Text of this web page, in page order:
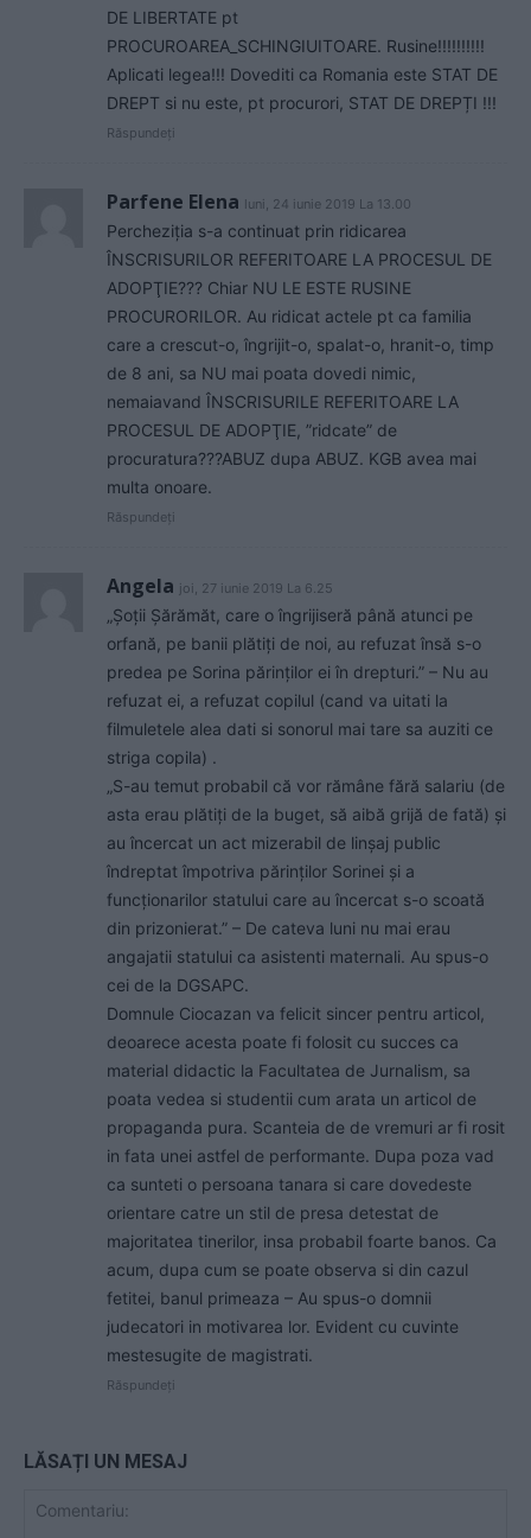
DE LIBERTATE pt
PROCUROAREA_SCHINGIUITOARE. Rusine!!!!!!!!!!
Aplicati legea!!! Dovediti ca Romania este STAT DE
DREPT si nu este, pt procurori, STAT DE DREPȚI !!!
Răspundeți
Parfene Elena luni, 24 iunie 2019 La 13.00
Percheziţia s-a continuat prin ridicarea
ÎNSCRISURILOR REFERITOARE LA PROCESUL DE
ADOPŢIE??? Chiar NU LE ESTE RUSINE
PROCURORILOR. Au ridicat actele pt ca familia
care a crescut-o, îngrijit-o, spalat-o, hranit-o, timp
de 8 ani, sa NU mai poata dovedi nimic,
nemaiavand ÎNSCRISURILE REFERITOARE LA
PROCESUL DE ADOPŢIE, ”ridcate” de
procuratura???ABUZ dupa ABUZ. KGB avea mai
multa onoare.
Răspundeți
Angela joi, 27 iunie 2019 La 6.25
„Şoţii Şărămăt, care o îngrijiseră până atunci pe
orfană, pe banii plătiţi de noi, au refuzat însă s-o
predea pe Sorina părinţilor ei în drepturi.” – Nu au
refuzat ei, a refuzat copilul (cand va uitati la
filmuletele alea dati si sonorul mai tare sa auziti ce
striga copila) .
„S-au temut probabil că vor rămâne fără salariu (de
asta erau plătiţi de la buget, să aibă grijă de fată) şi
au încercat un act mizerabil de linşaj public
îndreptat împotriva părinţilor Sorinei şi a
funcţionarilor statului care au încercat s-o scoată
din prizonierat.” – De cateva luni nu mai erau
angajatii statului ca asistenti maternali. Au spus-o
cei de la DGSAPC.
Domnule Ciocazan va felicit sincer pentru articol,
deoarece acesta poate fi folosit cu succes ca
material didactic la Facultatea de Jurnalism, sa
poata vedea si studentii cum arata un articol de
propaganda pura. Scanteia de de vremuri ar fi rosit
in fata unei astfel de performante. Dupa poza vad
ca sunteti o persoana tanara si care dovedeste
orientare catre un stil de presa detestat de
majoritatea tinerilor, insa probabil foarte banos. Ca
acum, dupa cum se poate observa si din cazul
fetitei, banul primeaza – Au spus-o domnii
judecatori in motivarea lor. Evident cu cuvinte
mestesugite de magistrati.
Răspundeți
LĂSAȚI UN MESAJ